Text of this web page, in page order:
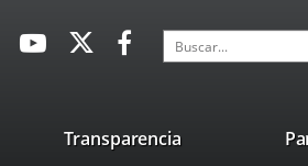
Enlace
externa.
Enlace
aplicación
externa.
Enlace
aplicación
externa.
Buscar
Transparencia